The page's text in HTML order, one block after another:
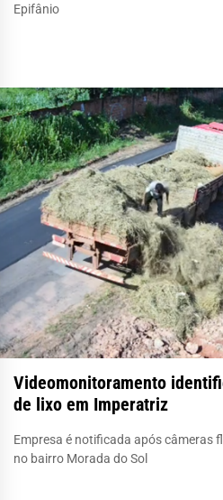
Epifânio
Videomonitoramento
de lixo em Imperatriz
Empresa é notificada após câmeras
no bairro Morada do Sol